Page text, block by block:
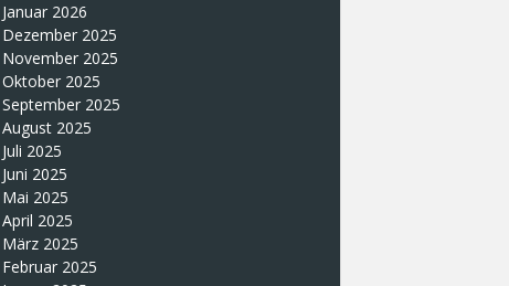
Januar 2026
Dezember 2025
November 2025
Oktober 2025
September 2025
August 2025
Juli 2025
Juni 2025
Mai 2025
April 2025
März 2025
Februar 2025